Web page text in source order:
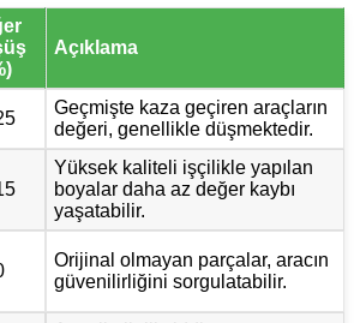
Açıklama
Geçmişte kaza geçiren araçların
değeri, genellikle düşmektedir.
Yüksek kaliteli işçilikle yapılan
boyalar daha az değer kaybı
yaşatabilir.
Orijinal olmayan parçalar, aracın
güvenilirliğini sorgulatabilir.